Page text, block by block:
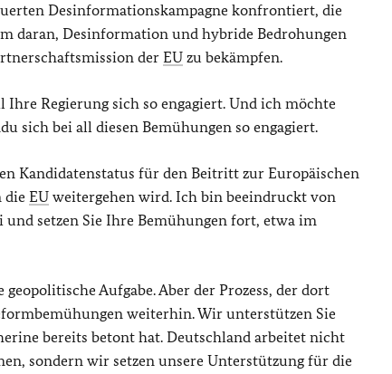
Desinformationskampagne konfrontiert, die
daran, Desinformation und hybride Bedrohungen
der EU zu bekämpfen.
Regierung sich so engagiert. Und ich möchte
sich bei all diesen Bemühungen so engagiert.
Kandidatenstatus für den Beitritt zur Europäischen
die EU weitergehen wird. Ich bin beeindruckt von
setzen Sie Ihre Bemühungen fort, etwa im
Aufgabe. Aber der Prozess, der dort
weiterhin. Wir unterstützen Sie
bereits betont hat. Deutschland arbeitet nicht
sondern wir setzen unsere Unterstützung für die